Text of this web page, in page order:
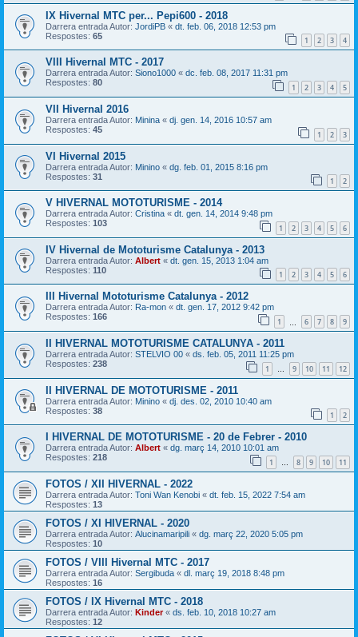
IX Hivernal MTC per... Pepi600 - 2018
Darrera entrada Autor: JordiPB « dt. feb. 06, 2018 12:53 pm
Respostes: 65 1 2 3 4
VIII Hivernal MTC - 2017
Darrera entrada Autor: Siono1000 « dc. feb. 08, 2017 11:31 pm
Respostes: 80 1 2 3 4 5
VII Hivernal 2016
Darrera entrada Autor: Minina « dj. gen. 14, 2016 10:57 am
Respostes: 45 1 2 3
VI Hivernal 2015
Darrera entrada Autor: Minino « dg. feb. 01, 2015 8:16 pm
Respostes: 31 1 2
V HIVERNAL MOTOTURISME - 2014
Darrera entrada Autor: Cristina « dt. gen. 14, 2014 9:48 pm
Respostes: 103 1 2 3 4 5 6
IV Hivernal de Mototurisme Catalunya - 2013
Darrera entrada Autor: Albert « dt. gen. 15, 2013 1:04 am
Respostes: 110 1 2 3 4 5 6
III Hivernal Mototurisme Catalunya - 2012
Darrera entrada Autor: Ra-mon « dt. gen. 17, 2012 9:42 pm
Respostes: 166 1 6 7 8 9
II HIVERNAL MOTOTURISME CATALUNYA - 2011
Darrera entrada Autor: STELVIO 00 « ds. feb. 05, 2011 11:25 pm
Respostes: 238 1 … 9 10 11 12
II HIVERNAL DE MOTOTURISME - 2011
Darrera entrada Autor: Minino « dj. des. 02, 2010 10:40 am
Respostes: 38 1 2
I HIVERNAL DE MOTOTURISME - 20 de Febrer - 2010
Darrera entrada Autor: Albert « dg. març 14, 2010 10:01 am
Respostes: 218 1 … 8 9 10 11
FOTOS / XII HIVERNAL - 2022
Darrera entrada Autor: Toni Wan Kenobi « dt. feb. 15, 2022 7:54 am
Respostes: 13
FOTOS / XI HIVERNAL - 2020
Darrera entrada Autor: Alucinamaripili « dg. març 22, 2020 5:05 pm
Respostes: 10
FOTOS / VIII Hivernal MTC - 2017
Darrera entrada Autor: Sergibuda « dl. març 19, 2018 8:48 pm
Respostes: 16
FOTOS / IX Hivernal MTC - 2018
Darrera entrada Autor: Kinder« ds. feb. 10, 2018 10:27 am
Respostes: 12